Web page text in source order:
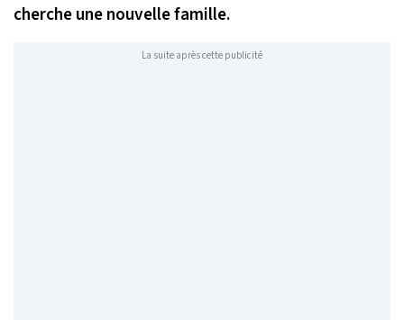
cherche une nouvelle famille.
La suite après cette publicité